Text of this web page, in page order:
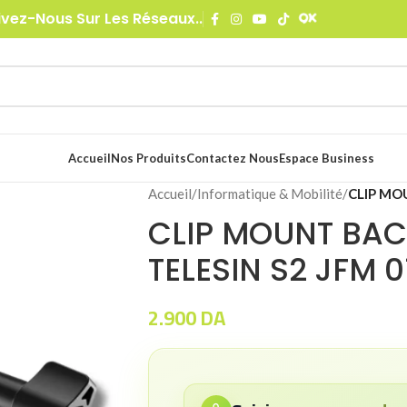
Nous Sur Les Réseaux..
AccueilNos ProduitsContactez NousEspace Business
Accueil/Informatique & Mobilité/CLIP
CLIP MOUNT
TELESIN S2 JFM
2.900DA